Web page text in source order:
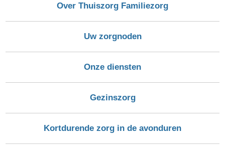
Over Thuiszorg Familiezorg
Uw zorgnoden
Onze diensten
Gezinszorg
Kortdurende zorg in de avonduren